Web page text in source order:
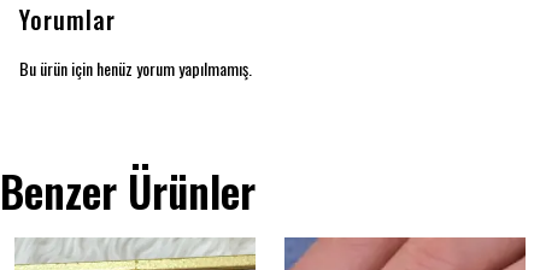
Yorumlar
Bu ürün için henüz yorum yapılmamış.
Benzer Ürünler